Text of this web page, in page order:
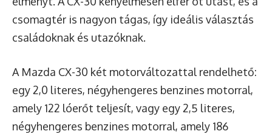
csomagtér is nagyon tágas, így ideális választás
családoknak és utazóknak.
A Mazda CX-30 két motorváltozattal rendelhető:
egy 2,0 literes, négyhengeres benzines motorral,
amely 122 lóerőt teljesít, vagy egy 2,5 literes,
négyhengeres benzines motorral, amely 186